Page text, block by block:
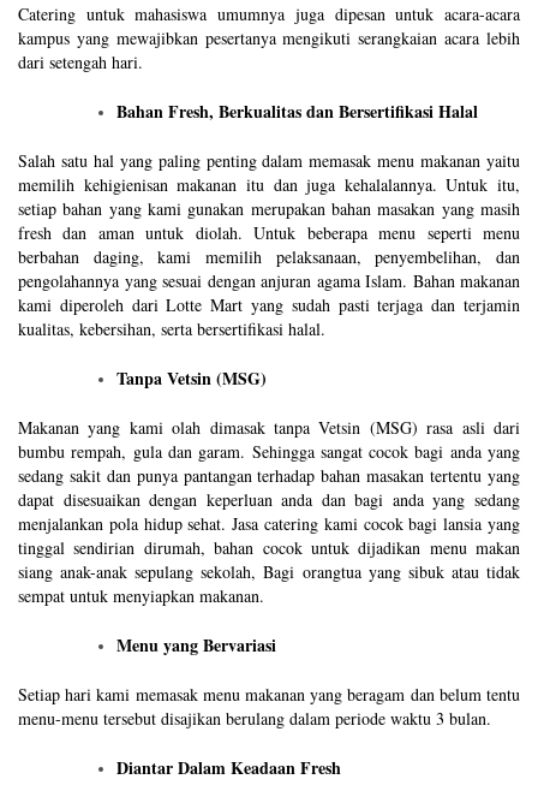
Catering untuk mahasiswa umumnya juga dipesan untuk acara-acara
kampus yang mewajibkan pesertanya mengikuti serangkaian acara lebih
dari setengah hari.
Bahan Fresh, Berkualitas dan Bersertifikasi Halal
Salah satu hal yang paling penting dalam memasak menu makanan yaitu
memilih kehigienisan makanan itu dan juga kehalalannya. Untuk itu,
setiap bahan yang kami gunakan merupakan bahan masakan yang masih
fresh dan aman untuk diolah. Untuk beberapa menu seperti menu
berbahan daging, kami memilih pelaksanaan, penyembelihan, dan
pengolahannya yang sesuai dengan anjuran agama Islam. Bahan makanan
kami diperoleh dari Lotte Mart yang sudah pasti terjaga dan terjamin
kualitas, kebersihan, serta bersertifikasi halal.
Tanpa Vetsin (MSG)
Makanan yang kami olah dimasak tanpa Vetsin (MSG) rasa asli dari
bumbu rempah, gula dan garam. Sehingga sangat cocok bagi anda yang
sedang sakit dan punya pantangan terhadap bahan masakan tertentu yang
dapat disesuaikan dengan keperluan anda dan bagi anda yang sedang
menjalankan pola hidup sehat. Jasa catering kami cocok bagi lansia yang
tinggal sendirian dirumah, bahan cocok untuk dijadikan menu makan
siang anak-anak sepulang sekolah, Bagi orangtua yang sibuk atau tidak
sempat untuk menyiapkan makanan.
Menu yang Bervariasi
Setiap hari kami memasak menu makanan yang beragam dan belum tentu
menu-menu tersebut disajikan berulang dalam periode waktu 3 bulan.
Diantar Dalam Keadaan Fresh